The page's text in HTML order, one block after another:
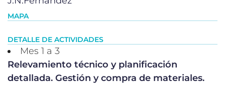
MAPA
DETALLE DE ACTIVIDADES
Mes 1 a 3
Relevamiento técnico y planificación
detallada. Gestión y compra de materiales.